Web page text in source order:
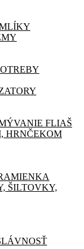
FLIAŠ
HRNČEKOM
ŠILTOVKY,